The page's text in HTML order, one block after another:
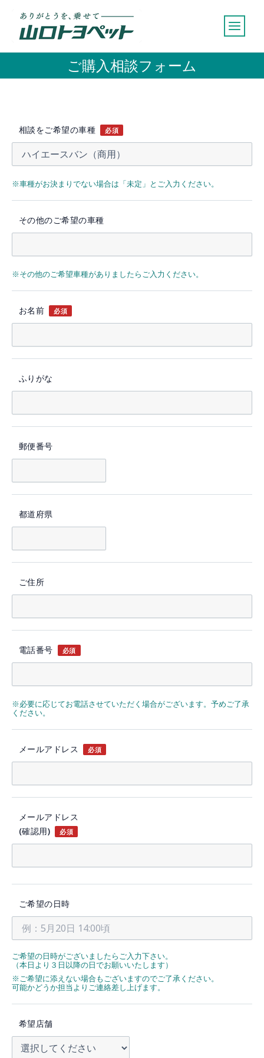
ス
ご購入相談フォーム
相談をご希望の車種 必須
※車種がお決まりでない場合は「未定」とご入力ください。
その他のご希望の車種
※その他のご希望車種がありましたらご入力ください。
お名前 必須
ふりがな
郵便番号
都道府県
ご住所
電話番号 必須
※必要に応じてお電話させていただく場合がございます。予めご了承
ください。
メールアドレス 必須
メールアドレス
(確認用)
必須
ご希望の日時
ご希望の日時がございましたらご入力下さい。
（本日より３日以降の日でお願いいたします）
※ご希望に添えない場合もございますのでご了承ください。
可能かどうか担当よりご連絡差し上げます。
希望店舗